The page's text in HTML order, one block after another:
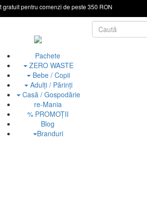
gratuit pentru comenzi de peste 350 RON
Pachete
ZERO WASTE
Bebe / Copii
Adulți / Părinți
Casă / Gospodărie
re-Mania
% PROMOȚII
Blog
Branduri